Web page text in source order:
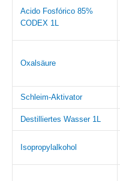
Acido Fosfórico 85%
CODEX 1L
Oxalsäure
Schleim-Aktivator
Destilliertes Wasser 1L
Isopropylalkohol